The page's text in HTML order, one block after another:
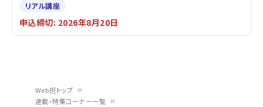
Web担トップ
連載・特集コーナー一覧
リアル講座
申込締切: 2026年8月20日